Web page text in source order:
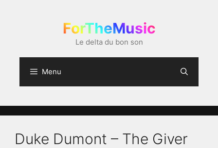
ForTheMusic
Le delta du bon son
Menu
Duke Dumont – The Giver